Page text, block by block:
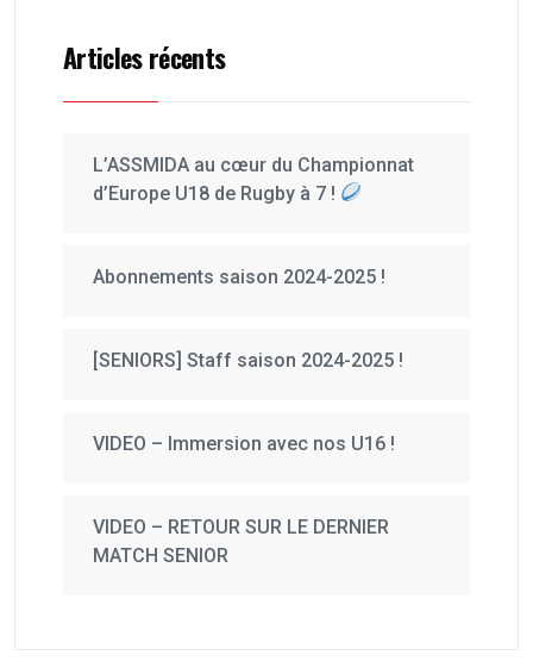
Articles récents
L’ASSMIDA au cœur du Championnat
d’Europe U18 de Rugby à 7 !
Abonnements saison 2024-2025 !
[SENIORS] Staff saison 2024-2025 !
VIDEO – Immersion avec nos U16 !
VIDEO – RETOUR SUR LE DERNIER
MATCH SENIOR